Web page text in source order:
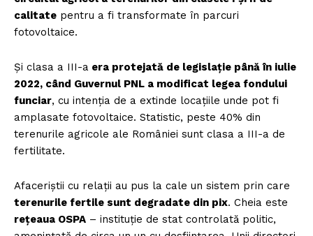
calitate pentru a fi transformate în parcuri
fotovoltaice.
Și clasa a III-a era protejată de legislație până în iulie
2022, când Guvernul PNL a modificat legea fondului
funciar, cu intenția de a extinde locațiile unde pot fi
amplasate fotovoltaice. Statistic, peste 40% din
terenurile agricole ale României sunt clasa a III-a de
fertilitate.
Afaceriștii cu relații au pus la cale un sistem prin care
terenurile fertile sunt degradate din pix. Cheia este
rețeaua OSPA – instituție de stat controlată politic,